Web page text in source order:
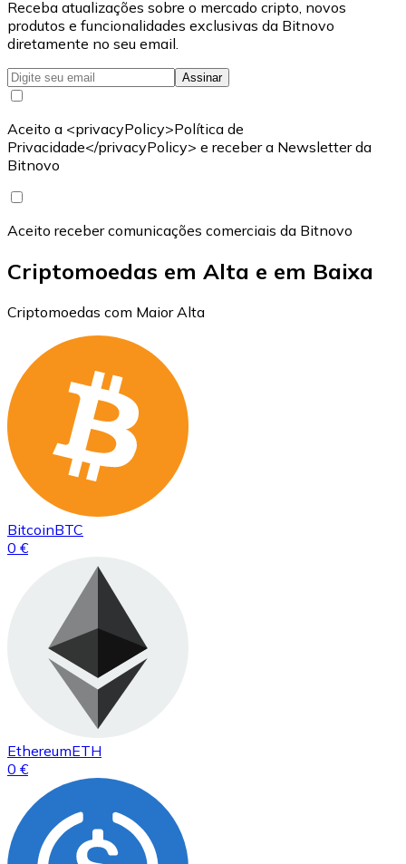
Receba atualizações sobre o mercado cripto, novos
produtos e funcionalidades exclusivas da Bitnovo
diretamente no seu email.
Assinar
Aceito a <privacyPolicy>Política de
Privacidade</privacyPolicy> e receber a Newsletter da
Bitnovo
Aceito receber comunicações comerciais da Bitnovo
Criptomoedas em Alta e em Baixa
Criptomoedas com Maior Alta
BitcoinBTC
0 €
EthereumETH
0 €